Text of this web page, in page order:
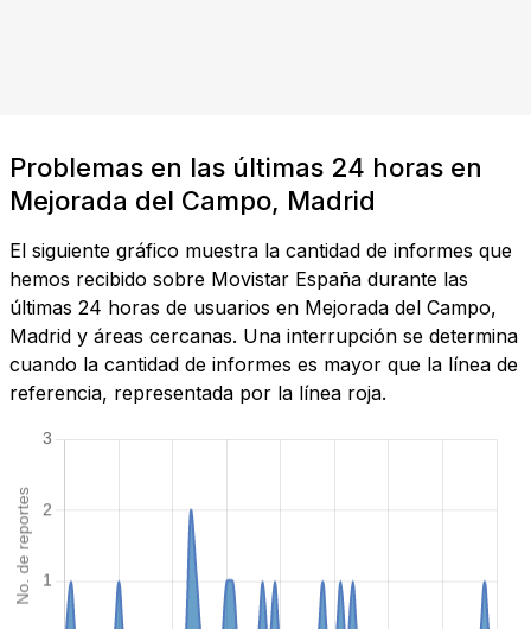
Problemas en las últimas 24 horas en
Mejorada del Campo, Madrid
El siguiente gráfico muestra la cantidad de informes que
hemos recibido sobre Movistar España durante las
últimas 24 horas de usuarios en Mejorada del Campo,
Madrid y áreas cercanas. Una interrupción se determina
cuando la cantidad de informes es mayor que la línea de
referencia, representada por la línea roja.